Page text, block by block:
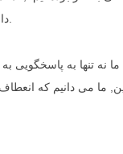
این, ما می دانیم که